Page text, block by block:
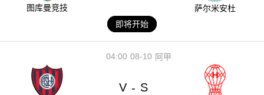
图库曼竞技
萨尔米安杜
即将开始
08-10
04:00 阿甲
V - S